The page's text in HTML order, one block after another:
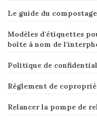
Le guide du
Modèles d'étiquettes
boîte à nom de
Politique de
Réglement de
Relancer la pompe de